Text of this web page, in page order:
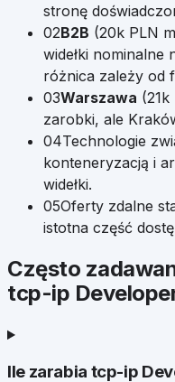
stronę
02B2B (20k PLN
widełki nominalne
różnica zależy od
03Warszawa (21k
zarobki, ale
04Technologie
konteneryzacją i
widełki.
05Oferty zdalne
istotna część
Często
tcp-ip
Ile zarabia tcp-ip